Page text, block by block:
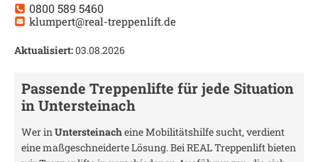
0800 589 5460
klumpert@real-treppenlift.de
Aktualisiert:03.08.2026
Passende Treppenlifte für jede Situation
inUntersteinach
Wer inUntersteinacheine Mobilitätshilfe sucht, verdient
eine maßgeschneiderte Lösung. Bei REAL Treppenlift bieten